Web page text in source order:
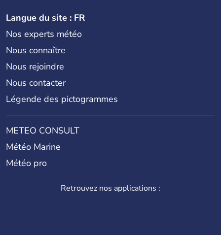
Langue du site : FR
Nos experts météo
Nous connaître
Nous rejoindre
Nous contacter
Légende des pictogrammes
METEO CONSULT
Météo Marine
Météo pro
Retrouvez nos applications :